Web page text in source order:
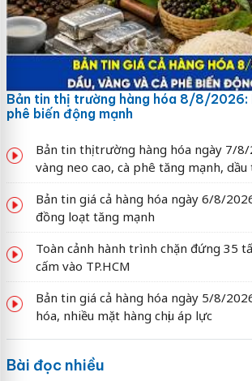
Bản tin thị trường hàng hóa 8/8/2026:
phê biến động mạnh
Bản tin thị trường hàng hóa ngày 7/8/
vàng neo cao, cà phê tăng mạnh,
Bản tin giá cả hàng hóa ngày 6/8/
đồng loạt tăng mạnh
Toàn cảnh hành trình chặn đứng 35
cấm vào TP.HCM
Bản tin giá cả hàng hóa ngày 5/8/
hóa, nhiều mặt hàng chịu áp lực
Bài đọc nhiều